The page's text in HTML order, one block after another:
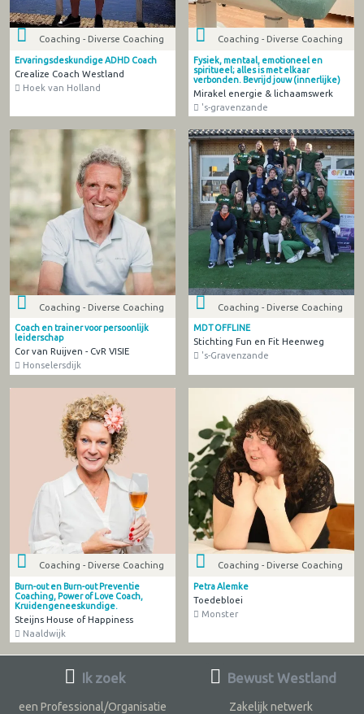
Coaching - Diverse Coaching
Ervaringsdeskundige ADHD Coach
Crealize Coach Westland
Hoek van Holland
Coaching - Diverse Coaching
Fysiek, mentaal, emotioneel en
spiritueel; alles is met elkaar
verbonden. Bevrijd jouw (innerlijke)
Mirakel energie & lichaamswerk
's-gravenzande
Coaching - Diverse Coaching
Coach en trainer voor persoonlijk
leiderschap
Cor van Ruijven - CvR VISIE
Honselersdijk
Coaching - Diverse Coaching
MDT OFFLINE
Stichting Fun en Fit Heenweg
's-Gravenzande
Coaching - Diverse Coaching
Burn-out en Burn-out Preventie
Coaching, Power of Love Coach,
Kruidengeneeskundige.
Steijns House of Happiness
Naaldwijk
Coaching - Diverse Coaching
Petra Alemke
Toedebloei
Monster
Ik zoek
een Professional/Organisatie
Bewust Westland
Zakelijk netwerk